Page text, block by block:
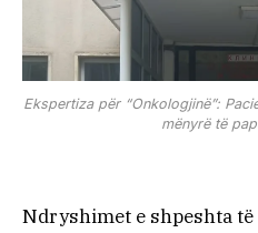
Ekspertiza për “Onkologjinë”:
mënyrë të
Ndryshimet e shpeshta